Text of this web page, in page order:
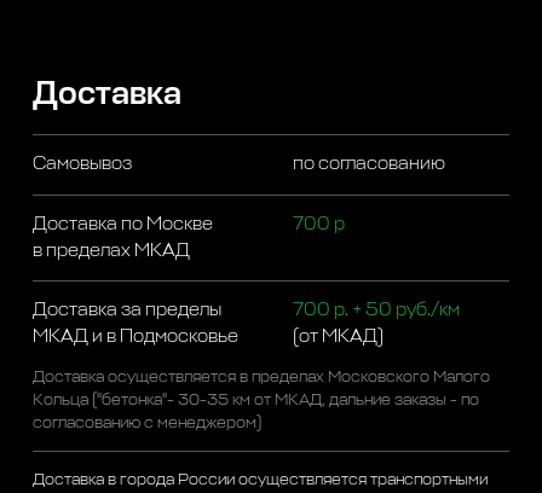
Доставка
Самовывоз по согласованию
Доставка по Москве
в пределах МКАД
700 р
Доставка за пределы
МКАД и в Подмосковье
700 р. + 50 руб./км
(от МКАД)
Доставка осуществляется в пределах Московского Малого
Кольца ("бетонка"- 30-35 км от МКАД, дальние заказы - по
согласованию с менеджером)
Доставка в города России осуществляется транспортными